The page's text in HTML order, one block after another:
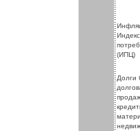
.
Индекс
(ИПЦ)
Долги